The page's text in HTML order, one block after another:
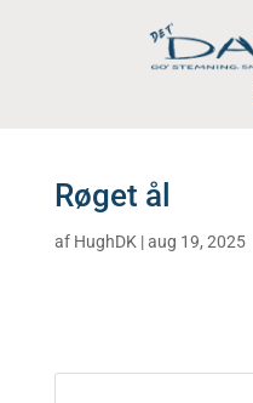
Røget ål
af HughDK|aug 19, 2025